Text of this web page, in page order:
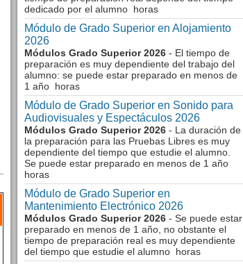
dedicado por el alumno horas
Módulo de Grado Superior en Alojamiento
2026
Módulos Grado Superior 2026 - El tiempo de
preparación es muy dependiente del trabajo del
alumno: se puede estar preparado en menos de
1 año horas
Módulo de Grado Superior en Sonido para
Audiovisuales y Espectáculos 2026
Módulos Grado Superior 2026 - La duración de
la preparación para las Pruebas Libres es muy
dependiente del tiempo que estudie el alumno.
Se puede estar preparado en menos de 1 año
horas
Módulo de Grado Superior en
Mantenimiento Electrónico 2026
Módulos Grado Superior 2026 - Se puede estar
preparado en menos de 1 año, no obstante el
tiempo de preparación real es muy dependiente
del tiempo que estudie el alumno horas